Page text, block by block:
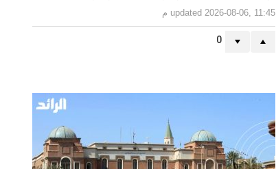
updated 2026-08-06, 11:45 م
0